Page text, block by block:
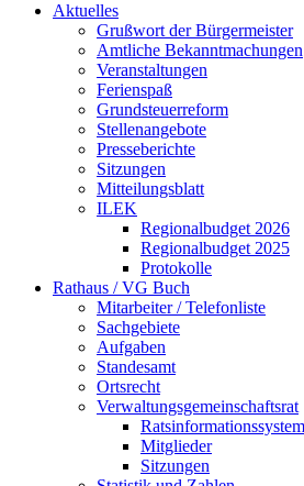
Aktuelles
Grußwort der Bürgermeister
Amtliche Bekanntmachungen
Veranstaltungen
Ferienspaß
Grundsteuerreform
Stellenangebote
Presseberichte
Sitzungen
Mitteilungsblatt
ILEK
Regionalbudget 2026
Regionalbudget 2025
Protokolle
Rathaus / VG Buch
Mitarbeiter / Telefonliste
Sachgebiete
Aufgaben
Standesamt
Ortsrecht
Verwaltungsgemeinschaftsrat
Mitglieder
Sitzungen